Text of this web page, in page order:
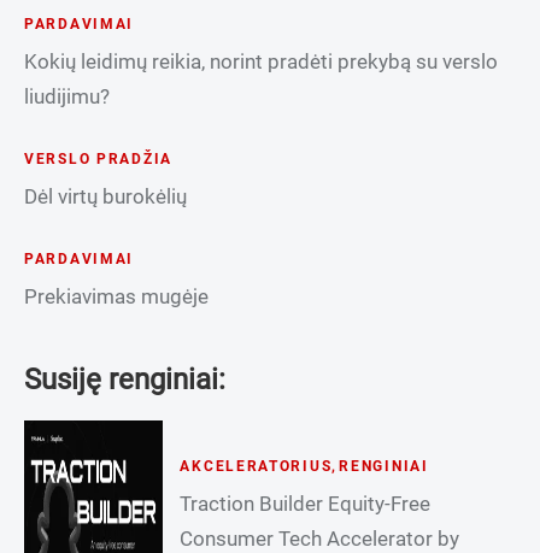
PARDAVIMAI
Kokių leidimų reikia, norint pradėti prekybą su verslo
liudijimu?
VERSLO PRADŽIA
Dėl virtų burokėlių
PARDAVIMAI
Prekiavimas mugėje
Susiję renginiai:
AKCELERATORIUS, RENGINIAI
Traction Builder Equity-Free
Consumer Tech Accelerator by